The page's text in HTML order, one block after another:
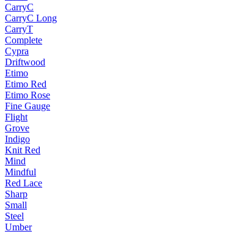
CarryC
CarryC Long
CarryT
Complete
Cypra
Driftwood
Etimo
Etimo Red
Etimo Rose
Fine Gauge
Flight
Grove
Indigo
Knit Red
Mind
Mindful
Red Lace
Sharp
Small
Steel
Umber